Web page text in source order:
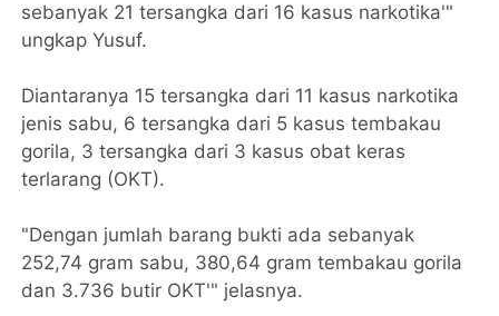
sebanyak 21 tersangka dari 16 kasus narkotika'"
ungkap Yusuf.
Diantaranya 15 tersangka dari 11 kasus narkotika
jenis sabu, 6 tersangka dari 5 kasus tembakau
gorila, 3 tersangka dari 3 kasus obat keras
terlarang (OKT).
"Dengan jumlah barang bukti ada sebanyak
252,74 gram sabu, 380,64 gram tembakau gorila
dan 3.736 butir OKT'" jelasnya.